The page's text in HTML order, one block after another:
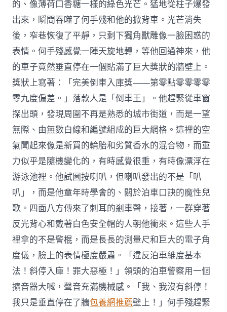
的、像薄荷口香糖一樣的綠色光芒。猛地從柱子爆發
出來，瞬間吞噬了何手殘和他的掀背車。光芒消失
後，窄巷恢復了平靜，只剩下獨角獸雕像一臉困惑的
表情。何手殘感覺一陣天旋地轉，等他回過神來，他
的車子竟然垂直停在一個貼滿了巨大獎狀的牆壁上。
獎狀上寫著：「完美倒車入庫獎——第零點零零零零
零九度偏差。」落款人是「倒車王」。他趕緊從車窗
探出頭，發現周圍不再是熟悉的城市街道，而是一望
無際、由無數白線和編號組成的巨大網格。這裡的空
氣聞起來像是新買的輪胎和劣質香水的混合物，而重
力似乎是隨機變化的，有時感覺很重，有時像漂浮在
游泳池裡。他試圖按喇叭，但喇叭發出的不是「叭
叭」，而是他童年時學會的、關於泊車口訣的魔性兒
歌。四面八方傳來了刺耳的剎車聲，接著，一群穿著
反光背心和戴著白色安全帽的人朝他衝來。這些人手
裡拿的不是警棍，而是長長的測量尺和巨大的電子角
度儀，臉上的表情極度嚴肅。「違反泊車維度基本
法！斜停入庫！罪大惡極！」領頭的泊車警察用一個
擴音器大喊，聲音充滿機械感。「我、我沒有斜停！
我只是垂直停在了牆包養網推薦壁上！」何手殘趕緊